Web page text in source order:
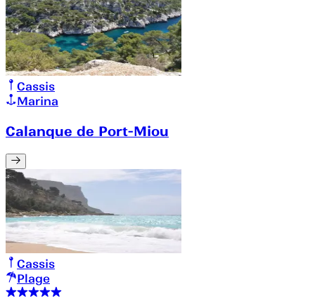
Cassis
Marina
Calanque de Port-Miou
Cassis
Plage